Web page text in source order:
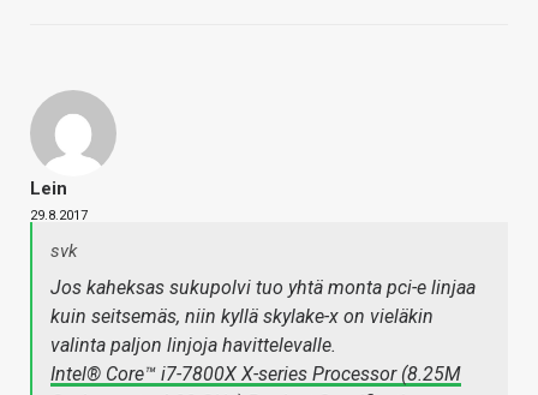
Lein
29.8.2017
svk
Jos kaheksas sukupolvi tuo yhtä monta pci-e linjaa
kuin seitsemäs, niin kyllä skylake-x on vieläkin
valinta paljon linjoja havittelevalle.
Intel® Core™ i7-7800X X-series Processor (8.25M